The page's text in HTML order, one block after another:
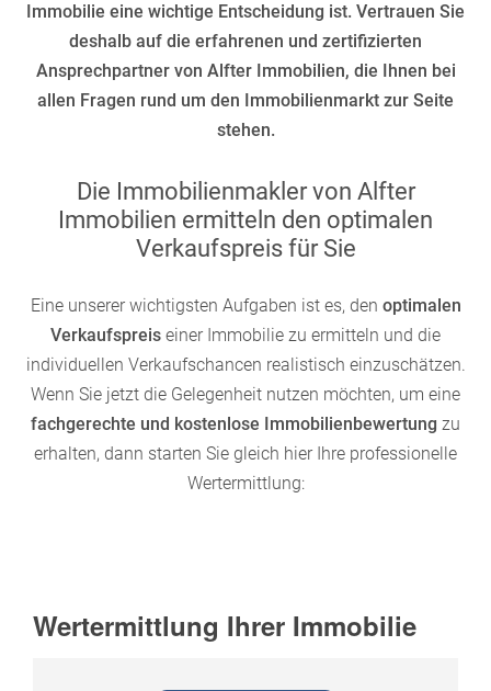
Immobilie eine wichtige Entscheidung ist. Vertrauen Sie
deshalb auf die erfahrenen und zertifizierten
Ansprechpartner von Alfter Immobilien, die Ihnen bei
allen Fragen rund um den Immobilienmarkt zur Seite
stehen.
Die Immobilienmakler von Alfter
Immobilien ermitteln den optimalen
Verkaufspreis für Sie
Eine unserer wichtigsten Aufgaben ist es, den optimalen
Verkaufspreis einer Immobilie zu ermitteln und die
individuellen Verkaufschancen realistisch einzuschätzen.
Wenn Sie jetzt die Gelegenheit nutzen möchten, um eine
fachgerechte und kostenlose Immobilienbewertung zu
erhalten, dann starten Sie gleich hier Ihre professionelle
Wertermittlung: